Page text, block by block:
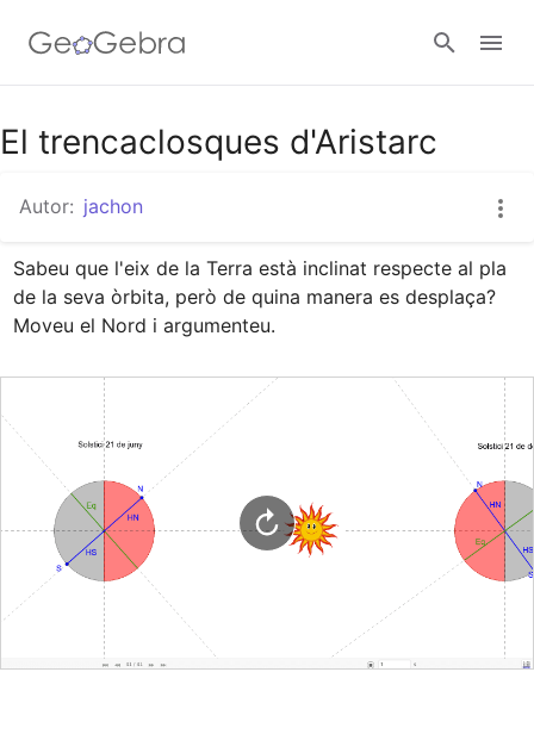
Google Classroom
Aula GeoGebra
Valideu-vos
El trencaclosques d'Aristarc
Autor: jachon
Sabeu que l'eix de la Terra està inclinat respecte al pla
de la seva òrbita, però de quina manera es desplaça?
Moveu el Nord i argumenteu.